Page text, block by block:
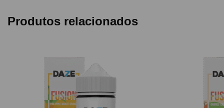
Produtos relacionados